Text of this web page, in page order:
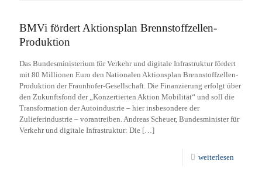
BMVi fördert Aktionsplan Brennstoffzellen-
Produktion
Das Bundesministerium für Verkehr und digitale Infrastruktur fördert
mit 80 Millionen Euro den Nationalen Aktionsplan Brennstoffzellen-
Produktion der Fraunhofer-Gesellschaft. Die Finanzierung erfolgt über
den Zukunftsfond der „Konzertierten Aktion Mobilität“ und soll die
Transformation der Autoindustrie – hier insbesondere der
Zulieferindustrie – vorantreiben. Andreas Scheuer, Bundesminister für
Verkehr und digitale Infrastruktur: Die […]
weiterlesen